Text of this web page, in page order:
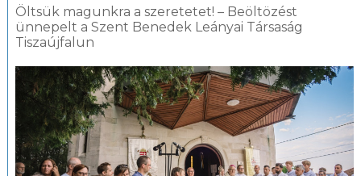
Öltsük magunkra a szeretetet! – Beöltözést
ünnepelt a Szent Benedek Leányai Társaság
Tiszaújfalun